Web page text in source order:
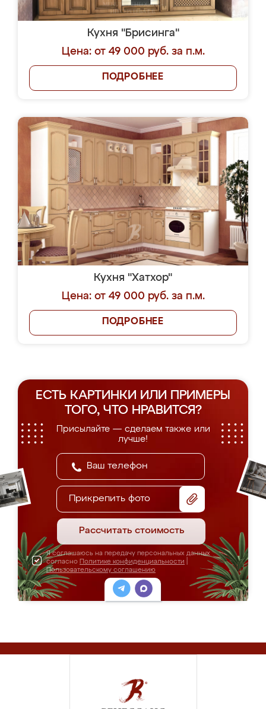
Кухня "Брисинга"
Цена: от 49 000 руб. за п.м.
ПОДРОБНЕЕ
Кухня "Хатхор"
Цена: от 49 000 руб. за п.м.
ПОДРОБНЕЕ
ЕСТЬ КАРТИНКИ ИЛИ ПРИМЕРЫ
ТОГО, ЧТО НРАВИТСЯ?
Присылайте — сделаем также или
лучше!
Прикрепить фото
Рассчитать стоимость
Я соглашаюсь на передачу персональных данных
согласно Политике конфиденциальности
Пользовательскому соглашению